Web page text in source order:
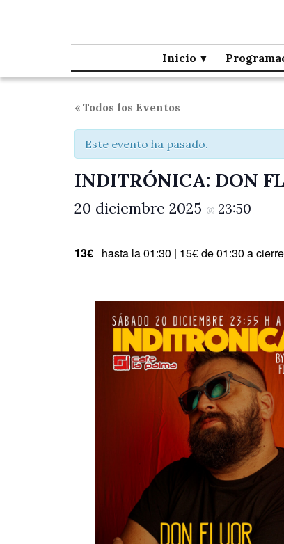
Café la Palma
Programando música en directo en Madrid, desde
Inicio
« Todos los Eventos
Este evento ha pasado.
INDITRÓNICA: DON
20 diciembre 2025 @ 23:50
13€ hasta la 01:30 | 15€ de 01:30 a